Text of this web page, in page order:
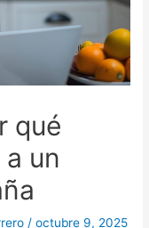
qué
un
/octubre 9, 2025